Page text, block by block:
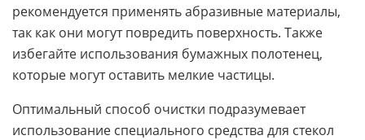
рекомендуется применять абразивные материалы,
так как они могут повредить поверхность. Также
избегайте использования бумажных полотенец,
которые могут оставить мелкие частицы.
Оптимальный способ очистки подразумевает
использование специального средства для стекол